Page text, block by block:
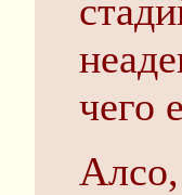
чего
Алсо,